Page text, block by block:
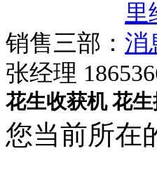
销售三部：
张经理
花生收获机花
您当前所在